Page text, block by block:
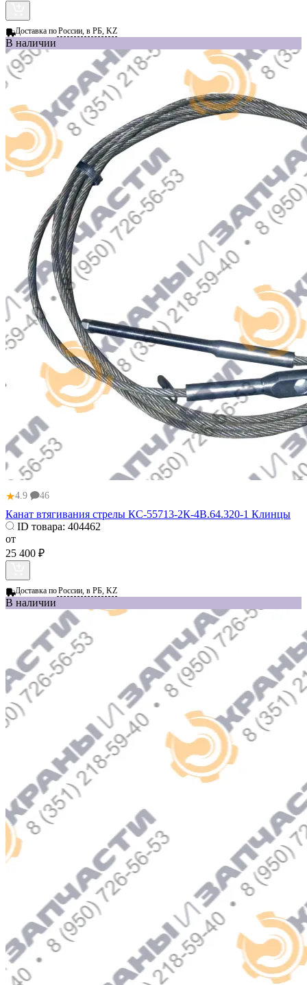
Доставка поРоссии, в РБ, KZ
В наличии
★4.9 46
Канат втягивания стрелы КС-55713-2К-4В.64.320-1 Клинцы
ID товара: 404462
от
25 400 ₽
Доставка поРоссии, в РБ, KZ
В наличии